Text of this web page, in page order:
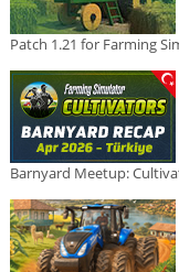
Patch 1.21 for Farming
Barnyard Meetup: